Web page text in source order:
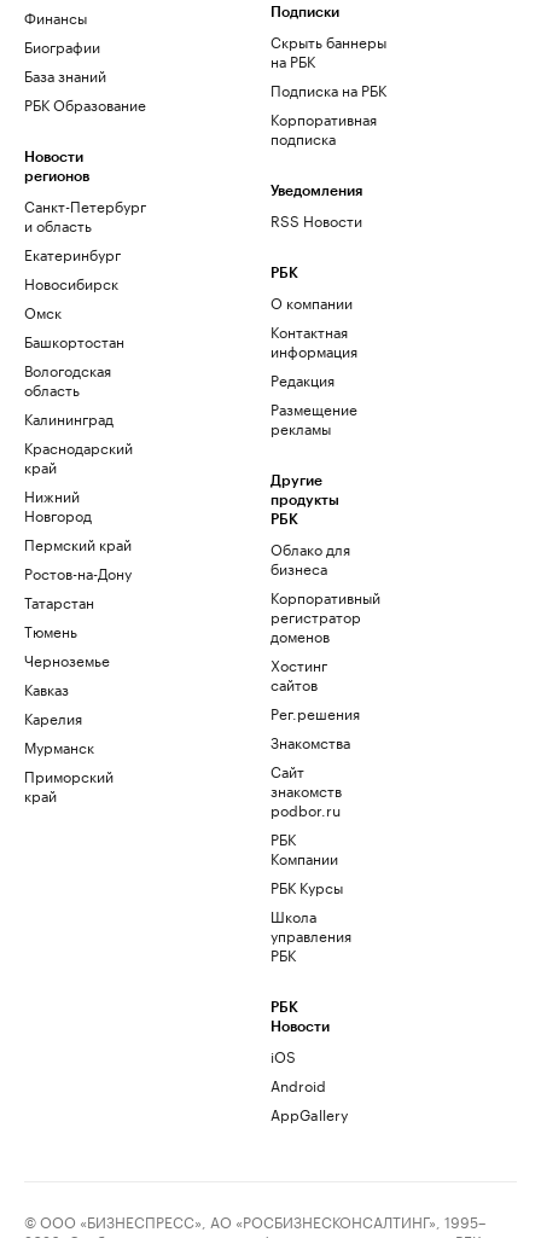
Финансы
Биографии
База знаний
РБК Образование
Новости
регионов
Санкт-Петербург
и область
Екатеринбург
Новосибирск
Омск
Башкортостан
Вологодская
область
Калининград
Краснодарский
край
Нижний
Новгород
Пермский край
Ростов-на-Дону
Татарстан
Тюмень
Черноземье
Кавказ
Карелия
Мурманск
Приморский
край
Подписки
Скрыть баннеры
на РБК
Подписка на РБК
Корпоративная
подписка
Уведомления
RSS Новости
РБК
О компании
Контактная
информация
Редакция
Размещение
рекламы
Другие
продукты
РБК
Облако для
бизнеса
Корпоративный
регистратор
доменов
Хостинг
сайтов
Рег.решения
Знакомства
Сайт
знакомств
podbor.ru
РБК
Компании
РБК Курсы
Школа
управления
РБК
РБК
Новости
iOS
Android
AppGallery
© ООО «БИЗНЕСПРЕСС», АО «РОСБИЗНЕСКОНСАЛТИНГ», 1995–